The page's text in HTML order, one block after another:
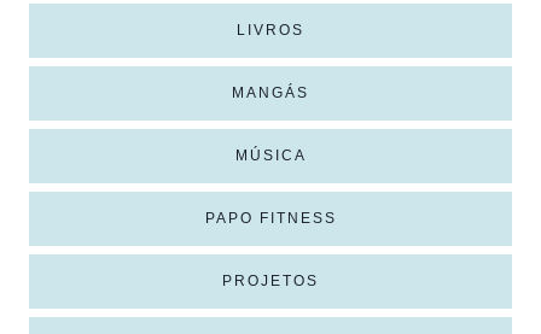
LIVROS
MANGÁS
MÚSICA
PAPO FITNESS
PROJETOS